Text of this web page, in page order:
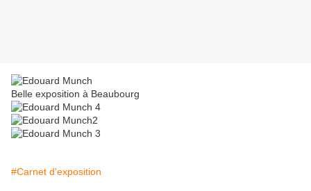
Belle exposition à Beaubourg
#Carnet d'exposition